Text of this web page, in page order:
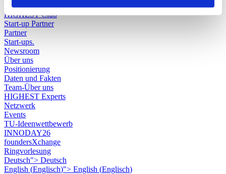
Spin-off Label
HIGHEST Club
Start-up Partner
Partner
Start-ups.
Newsroom
Über uns
Positionierung
Daten und Fakten
Team-Über uns
HIGHEST Experts
Netzwerk
Events
TU-Ideenwettbewerb
INNODAY26
foundersXchange
Ringvorlesung
Deutsch"> Deutsch
English (Englisch)"> English (Englisch)